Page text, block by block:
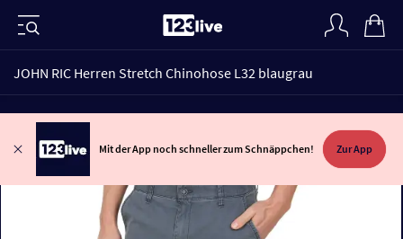
JOHN RIC Herren Stretch Chinohose L32 blaugrau
Mit der App noch schneller zum Schnäppchen! Zur App